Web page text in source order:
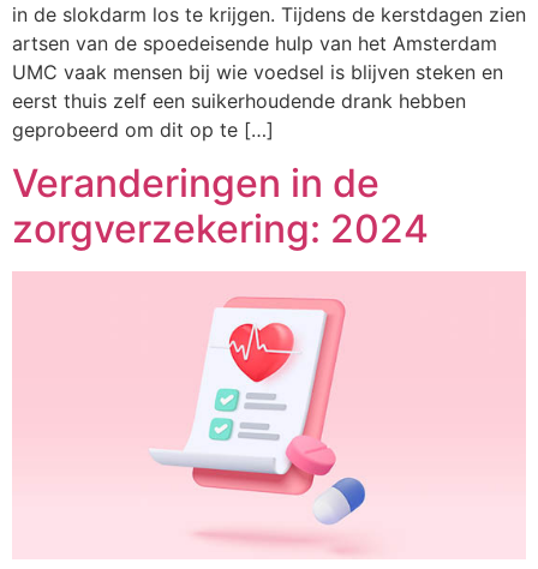
in de slokdarm los te krijgen. Tijdens de kerstdagen zien
artsen van de spoedeisende hulp van het Amsterdam
UMC vaak mensen bij wie voedsel is blijven steken en
eerst thuis zelf een suikerhoudende drank hebben
geprobeerd om dit op te […]
Veranderingen in de
zorgverzekering: 2024